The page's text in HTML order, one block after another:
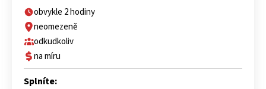
obvykle 2 hodiny
neomezeně
odkudkoliv
na míru
Splníte: